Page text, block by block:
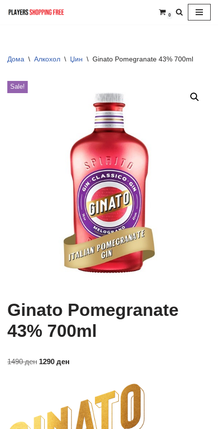
0
Дома \ Алкохол \ Џин \ Ginato Pomegranate 43% 700ml
Sale!
Ginato Pomegranate
43% 700ml
1490ден 1290 ден